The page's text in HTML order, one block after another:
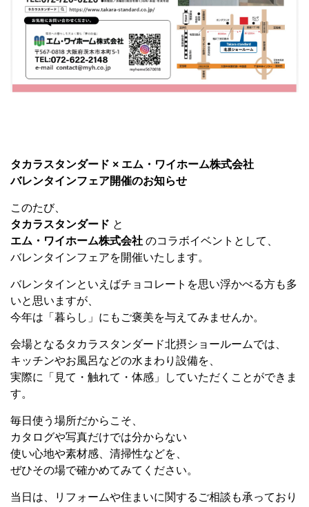
タカラスタンダード × エム・ワイホーム株式会社
バレンタインフェア開催のお知らせ
このたび、
タカラスタンダード と
エム・ワイホーム株式会社 のコラボイベントとして、
バレンタインフェアを開催いたします。
バレンタインといえばチョコレートを思い浮かべる方も多
いと思いますが、
今年は「暮らし」にもご褒美を与えてみませんか。
会場となるタカラスタンダード北摂ショールームでは、
キッチンやお風呂などの水まわり設備を、
実際に「見て・触れて・体感」していただくことができま
す。
毎日使う場所だからこそ、
カタログや写真だけでは分からない
使い心地や素材感、清掃性などを、
ぜひその場で確かめてみてください。
当日は、リフォームや住まいに関するご相談も承っており